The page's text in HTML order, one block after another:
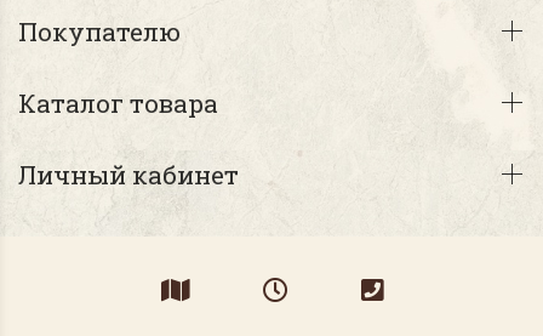
Покупателю
Каталог товара
Личный кабинет